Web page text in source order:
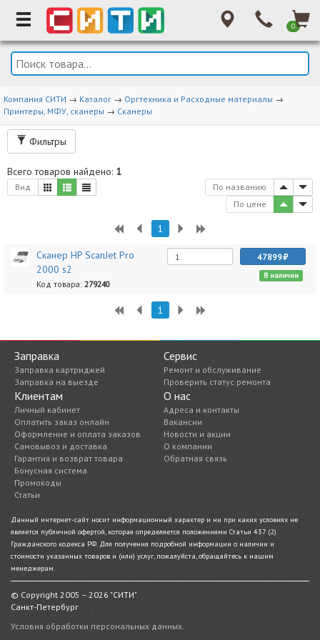
0
Компания СИТИ → Каталог → Оргтехника и Расходные материалы →
Принтеры, МФУ, сканеры → Сканеры
Фильтры
Всего товаров найдено: 1
Вид
По названию
По цене
1
Сканер HP ScanJet Pro
2000 s2
Код товара: 279240
47899
В наличии
1
Заправка
Заправка картриджей
Заправка на выезде
Сервис
Ремонт и обслуживание
Проверить статус ремонта
Клиентам
Личный кабинет
Оплатить заказ онлайн
Оформление и оплата заказов
Самовывоз и доставка
Гарантия и возврат товара
Бонусная система
Промокоды
Статьи
О нас
Адреса и контакты
Вакансии
Новости и акции
О компании
Обратная связь
Данный интернет-сайт носит информационный характер и ни при каких условиях не
является публичной офертой, которая определяется положениями Статьи 437 (2)
Гражданского кодекса РФ. Для получения подробной информации о наличии и
стоимости указанных товаров и (или) услуг, пожалуйста, обращайтесь к нашим
менеджерам.
© Copyright 2005 – 2026 "СИТИ"
Санкт-Петербург
Условия обработки персональных данных.